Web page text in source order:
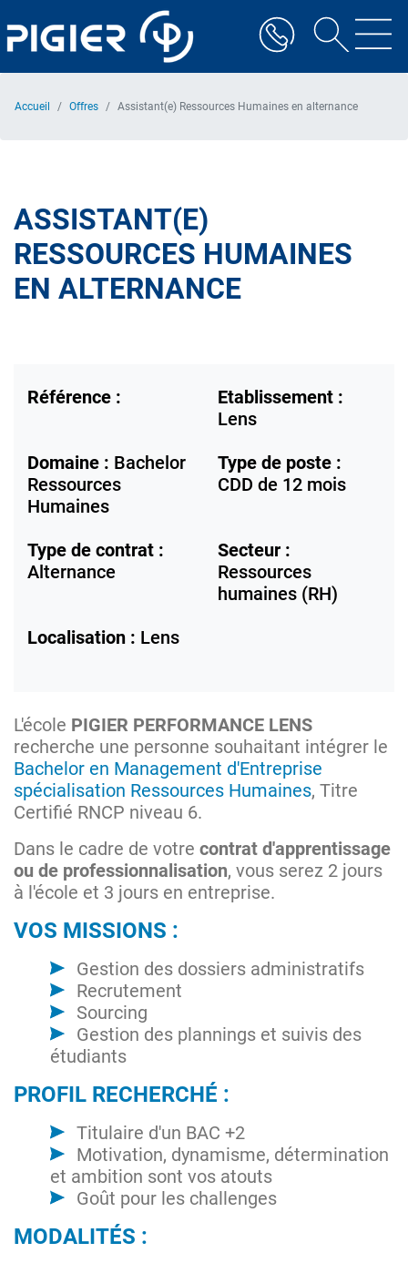
au
contenu
Accueil Offres Assistant(e) Ressources Humaines en alternance
ASSISTANT(E)
RESSOURCES HUMAINES
EN ALTERNANCE
Référence :
Etablissement :
Lens
Domaine : Bachelor
Ressources
Humaines
Type de poste :
CDD de 12 mois
Type de contrat :
Alternance
Secteur :
Ressources
humaines (RH)
Localisation : Lens
L'école PIGIER PERFORMANCE LENS
recherche une personne souhaitant intégrer le
Bachelor en Management d'Entreprise
spécialisation Ressources Humaines, Titre
Certifié RNCP niveau 6.
Dans le cadre de votre contrat d'apprentissage
ou de professionnalisation, vous serez 2 jours
à l'école et 3 jours en entreprise.
VOS MISSIONS :
Gestion des dossiers administratifs
Recrutement
Sourcing
Gestion des plannings et suivis des
étudiants
PROFIL RECHERCHÉ :
Titulaire d'un BAC +2
Motivation, dynamisme, détermination
et ambition sont vos atouts
Goût pour les challenges
MODALITÉS :